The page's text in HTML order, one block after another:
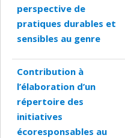
perspective de
pratiques durables et
sensibles au genre
Contribution à
l’élaboration d’un
répertoire des
initiatives
écoresponsables au